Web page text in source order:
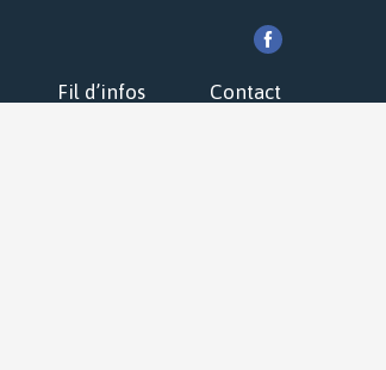
Fil d’infos Contact